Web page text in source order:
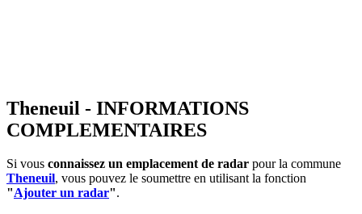
Theneuil - INFORMATIONS
COMPLEMENTAIRES
Si vous connaissez un emplacement de radar pour la commune
Theneuil, vous pouvez le soumettre en utilisant la fonction
"Ajouter un radar".